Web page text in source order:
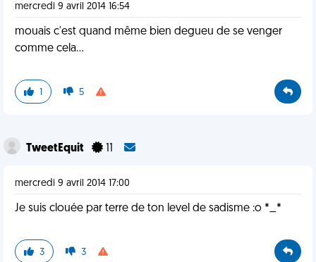
mercredi 9 avril 2014 16:54
mouais c'est quand même bien degueu de se venger
comme cela...
1 5
TweetEquit
mercredi 9 avril 2014 17:00
Je suis clouée par terre de ton level de sadisme :o *_*
3 3